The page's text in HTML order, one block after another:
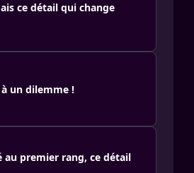
ce détail qui change
à un dilemme !
au premier rang, ce détail